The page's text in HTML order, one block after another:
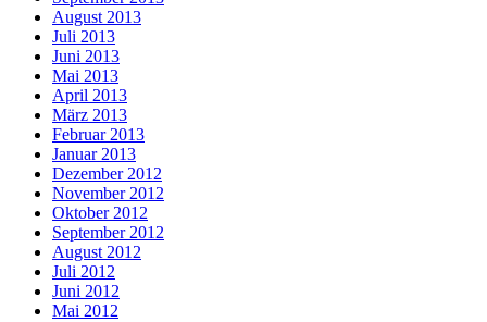
August 2013
Juli 2013
Juni 2013
Mai 2013
April 2013
März 2013
Februar 2013
Januar 2013
Dezember 2012
November 2012
Oktober 2012
September 2012
August 2012
Juli 2012
Juni 2012
Mai 2012